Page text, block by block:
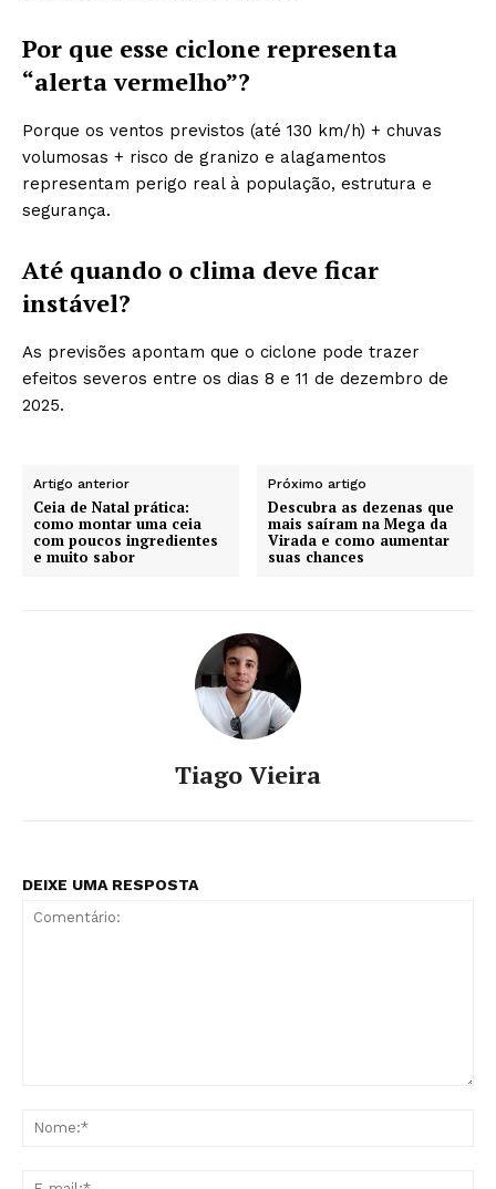
Por que esse ciclone representa
“alerta vermelho”?
Porque os ventos previstos (até 130 km/h) + chuvas
volumosas + risco de granizo e alagamentos
representam perigo real à população, estrutura e
segurança.
Até quando o clima deve ficar
instável?
As previsões apontam que o ciclone pode trazer
efeitos severos entre os dias 8 e 11 de dezembro de
2025.
Artigo anterior
Ceia de Natal prática:
como montar uma ceia
com poucos ingredientes
e muito sabor
Próximo artigo
Descubra as dezenas que
mais saíram na Mega da
Virada e como aumentar
suas chances
Tiago Vieira
DEIXE UMA RESPOSTA